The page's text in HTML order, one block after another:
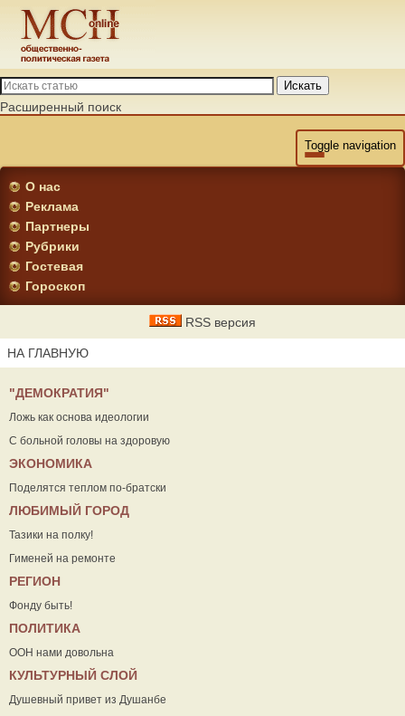
Искать
Расширенный поиск
Toggle navigation
О нас
Реклама
Партнеры
Рубрики
Гостевая
Гороскоп
RSS версия
НА ГЛАВНУЮ
"ДЕМОКРАТИЯ"
Ложь как основа идеологии
С больной головы на здоровую
ЭКОНОМИКА
Поделятся теплом по-братски
ЛЮБИМЫЙ ГОРОД
Тазики на полку!
Гименей на ремонте
РЕГИОН
Фонду быть!
ПОЛИТИКА
ООН нами довольна
КУЛЬТУРНЫЙ СЛОЙ
Душевный привет из Душанбе